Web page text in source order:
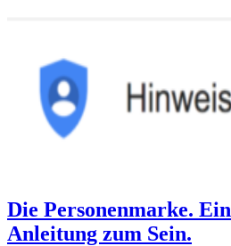
Die Personenmarke.
Anleitung zum Sein.